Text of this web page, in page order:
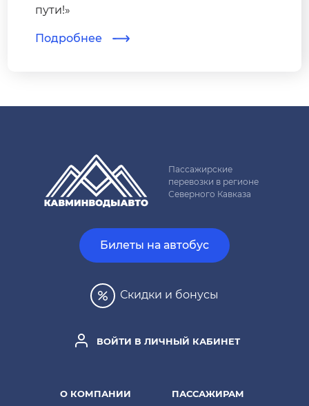
пути!»
Подробнее
Пассажирские
перевозки в регионе
Северного Кавказа
Билеты на автобус
Скидки и бонусы
ВОЙТИ В ЛИЧНЫЙ КАБИНЕТ
О КОМПАНИИ
ПАССАЖИРАМ